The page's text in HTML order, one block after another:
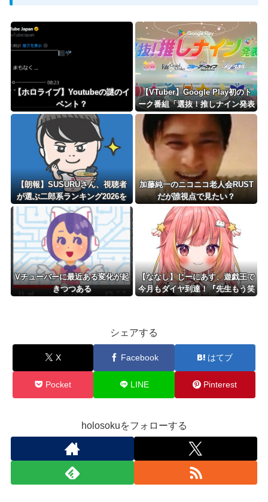
【ホロライブ】Youtubeの謎のイ
ベント？
【VTuber】Google Play初のト
ーク番組「選抜！推しナイン発表
会」発表へ！8名が推しキャラク
ターの魅力を語り合う【8/6(木)1
8:00】
【朗報】SUSURUさん、視聴者
が選ぶ二郎系ランキング2026を
発表！
加藤純一のニコニコ老人会RUST
だが誰視点で見たい？
Vチューバーに最近ある変化が起
きつつある
【ななし】じーにあす、遊戯王で
今月もダイヤ到達！『先生もう笑
シェアする
X Facebook はてブ
Pocket LINE Pinterest
holosokuをフォローする